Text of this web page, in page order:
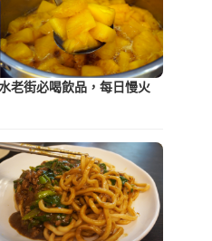
老街必喝飲品，每日慢火